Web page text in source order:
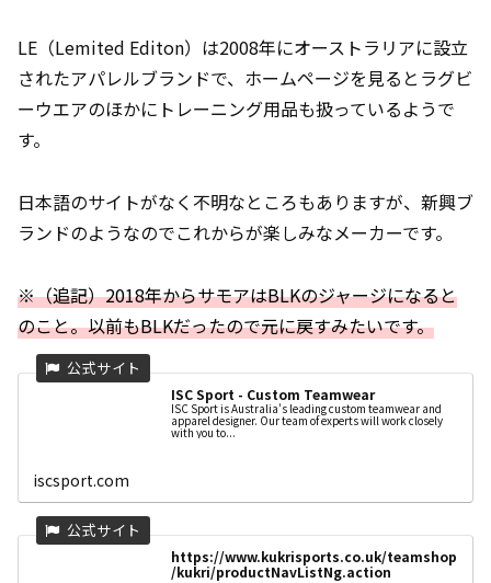
LE（Lemited Editon）は2008年にオーストラリアに設立
されたアパレルブランドで、ホームページを見るとラグビ
ーウエアのほかにトレーニング用品も扱っているようで
す。
日本語のサイトがなく不明なところもありますが、新興ブ
ランドのようなのでこれからが楽しみなメーカーです。
※（追記）2018年からサモアはBLKのジャージになると
のこと。以前もBLKだったので元に戻すみたいです。
ISC Sport - Custom Teamwear
ISC Sport is Australia's leading custom teamwear and
apparel designer. Our team of experts will work closely
with you to...
iscsport.com
https://www.kukrisports.co.uk/teamshop
/kukri/productNavListNg.action